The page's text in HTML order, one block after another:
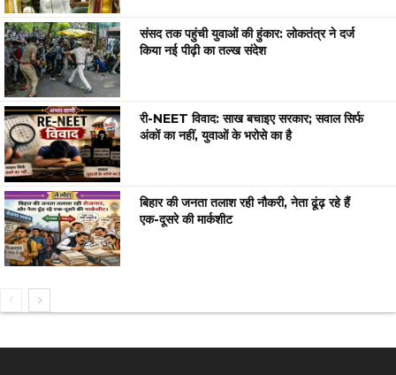
संसद तक पहुंची युवाओं की हुंकार: लोकतंत्र ने दर्ज
किया नई पीढ़ी का तल्ख संदेश
री-NEET विवाद: साख बचाइए सरकार; सवाल सिर्फ
अंकों का नहीं, युवाओं के भरोसे का है
बिहार की जनता तलाश रही नौकरी, नेता ढूंढ़ रहे हैं
एक-दूसरे की मार्कशीट